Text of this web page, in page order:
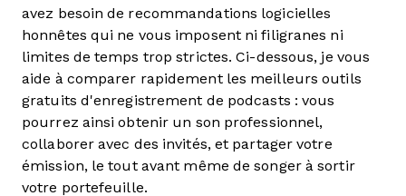
avez besoin de recommandations logicielles
honnêtes qui ne vous imposent ni filigranes ni
limites de temps trop strictes. Ci-dessous, je vous
aide à comparer rapidement les meilleurs outils
gratuits d'enregistrement de podcasts : vous
pourrez ainsi obtenir un son professionnel,
collaborer avec des invités, et partager votre
émission, le tout avant même de songer à sortir
votre portefeuille.